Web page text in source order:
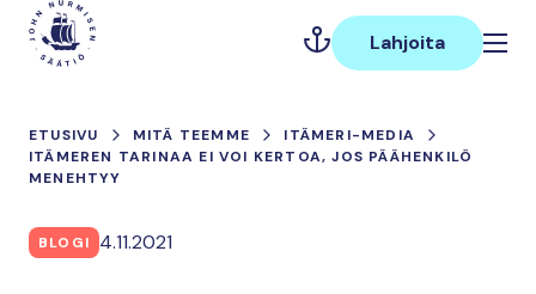
Hyppää
sisältöön
Päävalikko
Lahjoita
ETUSIVU MITÄ TEEMME
ITÄMERI-MEDIA
ITÄMEREN TARINAA EI VOI KERTOA, JOS PÄÄHENKILÖ
MENEHTYY
BLOGI 4.11.2021